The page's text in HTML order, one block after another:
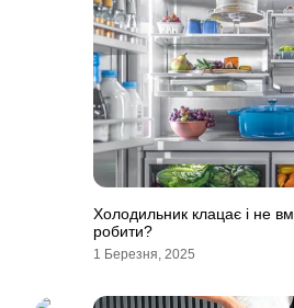
Холодильник клацає і не
робити?
1 Березня, 2025